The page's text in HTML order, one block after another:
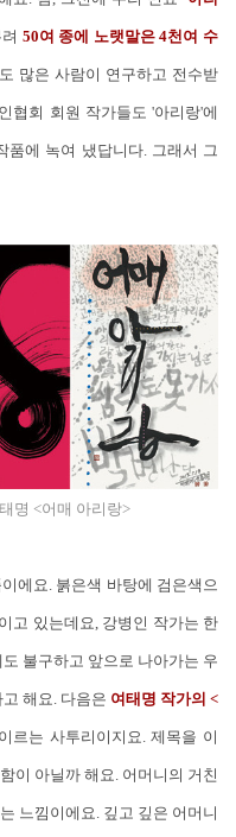
50여 종에 노랫말은 4천여 수
많은 사람이 연구하고 전수받
협회 회원 작가들도 '아리랑'에
품에 녹여 냈답니다. 그래서 그
명 <어매 아리랑>
에요. 붉은색 바탕에 검은색으
고 있는데요, 강병인 작가는 한
불구하고 앞으로 나아가는 우
해요. 다음은 여태명 작가의 <
르는 사투리이지요. 제목을 이
이 아닐까 해요. 어머니의 거친
느낌이에요. 깊고 깊은 어머니